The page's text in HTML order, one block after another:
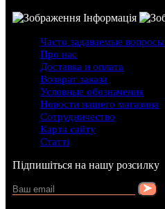
Інформація
Часто задаваемые вопросы
Про нас
Доставка и оплата
Возврат заказа
Условные обозначения
Новости нашего магазина
Сотрудничество
Карта сайту
Статті
Підпишіться на нашу розсилку